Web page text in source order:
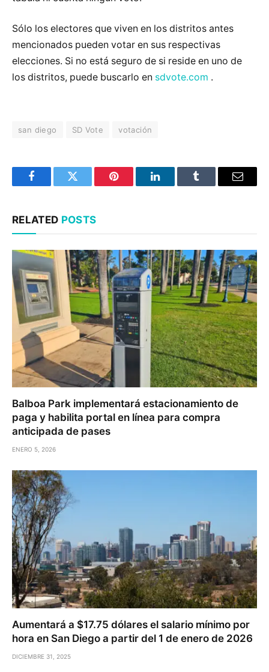
Sólo los electores que viven en los distritos antes
mencionados pueden votar en sus respectivas
elecciones. Si no está seguro de si reside en uno de
los distritos, puede buscarlo en sdvote.com .
san diego SD Vote votación
FacebookTwitter Pinterest LinkedInTumblr Email
RELATED POSTS
Balboa Park implementará estacionamiento de
paga y habilita portal en línea para compra
anticipada de pases
ENERO 5, 2026
Aumentará a $17.75 dólares el salario mínimo por
hora en San Diego a partir del 1 de enero de 2026
DICIEMBRE 31, 2025